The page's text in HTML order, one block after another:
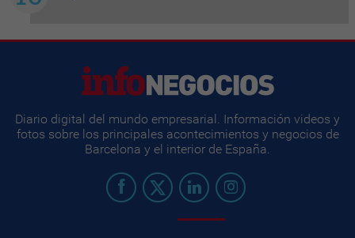
Diario digital del mundo empresarial. Información videos y
fotos sobre los principales acontecimientos y negocios de
Barcelona y el interior de España.